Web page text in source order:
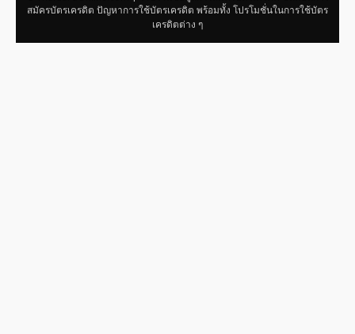
สมัครบัตรเครดิต ปัญหาการใช้บัตรเครดิต พร้อมทั้ง โปรโมชั่นในการใช้บัตร
เครดิตต่าง ๆ